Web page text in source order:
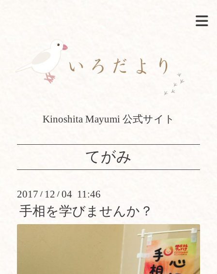
Kinoshita Mayumi 公式サイト
てがみ
2017 / 12 / 04 11:46
手相を学びませんか？